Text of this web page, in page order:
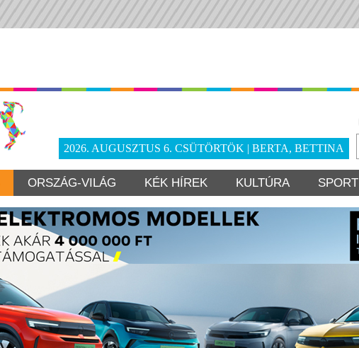
2026. AUGUSZTUS 6. CSÜTÖRTÖK | BERTA, BETTINA
ORSZÁG-VILÁG KÉK HÍREK KULTÚRA SPORT